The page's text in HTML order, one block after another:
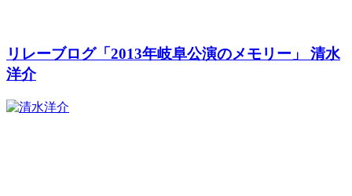
リレーブログ「2013年岐阜公演のメモリー」 清水
洋介